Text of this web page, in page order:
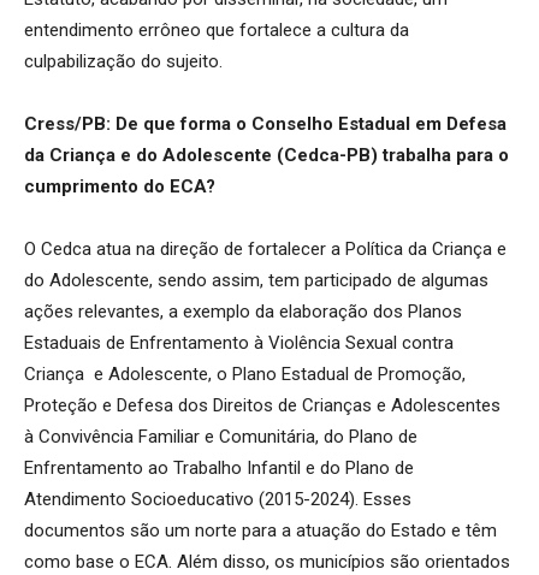
entendimento errôneo que fortalece a cultura da
culpabilização do sujeito.
Cress/PB: De que forma o Conselho Estadual em Defesa
da Criança e do Adolescente (Cedca-PB) trabalha para o
cumprimento do ECA?
O Cedca atua na direção de fortalecer a Política da Criança e
do Adolescente, sendo assim, tem participado de algumas
ações relevantes, a exemplo da elaboração dos Planos
Estaduais de Enfrentamento à Violência Sexual contra
Criança e Adolescente, o Plano Estadual de Promoção,
Proteção e Defesa dos Direitos de Crianças e Adolescentes
à Convivência Familiar e Comunitária, do Plano de
Enfrentamento ao Trabalho Infantil e do Plano de
Atendimento Socioeducativo (2015-2024). Esses
documentos são um norte para a atuação do Estado e têm
como base o ECA. Além disso, os municípios são orientados